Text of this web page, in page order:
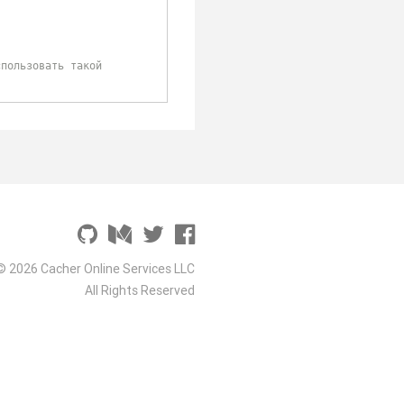
2026 Cacher Online Services LLC
All Rights Reserved